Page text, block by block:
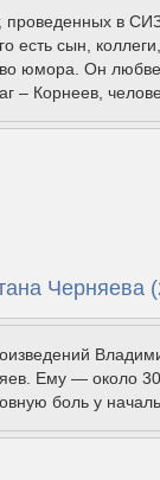
проведенных в
есть сын,
юмора. Он
– Корнеев,
Черняева
Ему — около
боль у